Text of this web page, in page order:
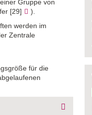
Gruppe von
[29]
).
werden im
Zentrale
für die